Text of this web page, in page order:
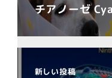
チアノーゼ
新しい投稿